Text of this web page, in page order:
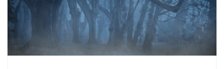
Σολωμός κάθεται παράμεραΣκαλίζει τη στάχτη καθώς μελετά τις γραφές
και τα σημάδιαΞαφνικά σηκώνεται και πετά […]